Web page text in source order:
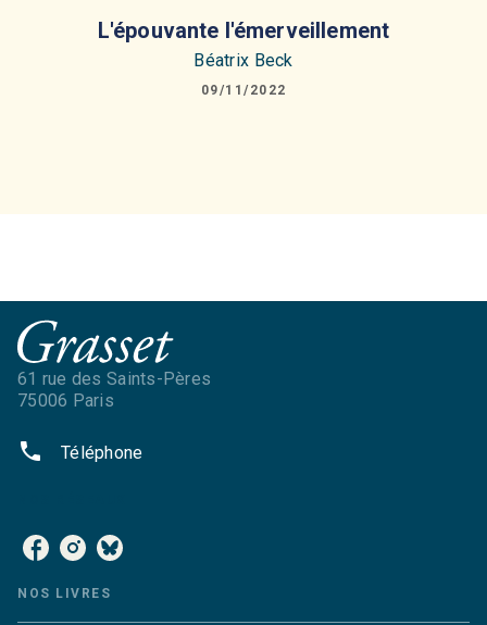
L'épouvante l'émerveillement
Béatrix Beck
09/11/2022
61 rue des Saints-Pères
75006 Paris
phone Téléphone
NOS LIVRES